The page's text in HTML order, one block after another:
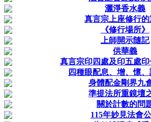
灑淨香水義
真言宗上座修行
《修行場所》
上師開示隨記
供華義
真言宗印四處及印五處
四種眼配息、增、懷
身體配金剛界九
準提法所重鏡壇
關於計數的問
115年妙見法會